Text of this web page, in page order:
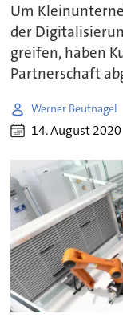
Um
der
greifen, haben
Partnerschaft
Werner Beutnagel
14. August 2020